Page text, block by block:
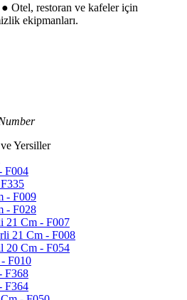
Otel, restoran ve kafeler için
ekipmanları.
Yersiller
F004
- F009
- F028
21 Cm - F007
21 Cm - F008
20 Cm - F054
- F010
F368
F364